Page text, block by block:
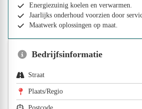
Energiezuinig koelen en verwarmen.
Jaarlijks onderhoud voorzien door
Maatwerk oplossingen op maat.
Bedrijfsinformatie
Straat
Plaats/Regio